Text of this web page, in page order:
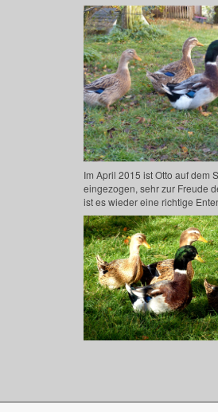
Im April 2015 ist Otto auf dem
eingezogen, sehr zur Freude
ist es wieder eine richtige